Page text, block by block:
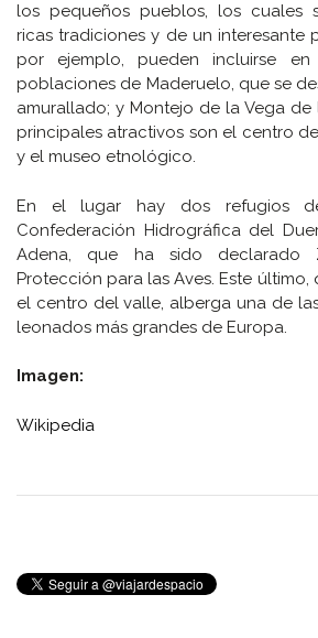
los pequeños pueblos, los cuales
ricas tradiciones y de un interesante
por ejemplo, pueden incluirse
poblaciones de Maderuelo, que se
amurallado; y Montejo de la Vega de
principales atractivos son el centro
y el museo etnológico.
En el lugar hay dos refugios
Confederación Hidrográfica del
Adena, que ha sido declarado
Protección para las Aves. Este
el centro del valle, alberga una de
leonados más grandes de Europa.
Imagen:
Wikipedia